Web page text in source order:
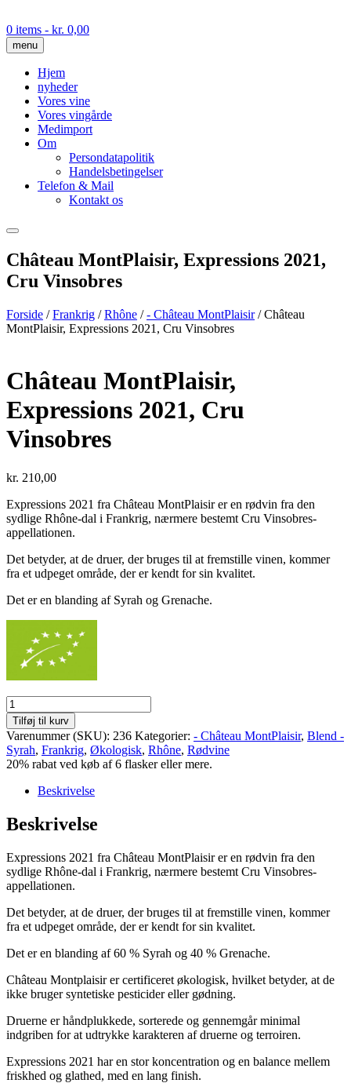
to
content
0 items - kr. 0,00
menu
Hjem
nyheder
Vores vine
Vores vingårde
Medimport
Om
Persondatapolitik
Handelsbetingelser
Telefon & Mail
Kontakt os
Château MontPlaisir, Expressions 2021,
Cru Vinsobres
Forside /Frankrig /Rhône /- Château MontPlaisir/ Château
MontPlaisir, Expressions 2021, Cru Vinsobres
Château MontPlaisir,
Expressions 2021, Cru
Vinsobres
kr. 210,00
Expressions 2021 fra Château MontPlaisir er en rødvin fra den
sydlige Rhône-dal i Frankrig, nærmere bestemt Cru Vinsobres-
appellationen.
Det betyder, at de druer, der bruges til at fremstille vinen, kommer
fra et udpeget område, der er kendt for sin kvalitet.
Det er en blanding af Syrah og Grenache.
Château
MontPlaisir,
Expressions
2021,
Cru
Vinsobres
antal
Tilføj til kurv
Varenummer (SKU): 236 Kategorier: - Château MontPlaisir, Blend -
Syrah, Frankrig, Økologisk, Rhône, Rødvine
20% rabat ved køb af 6 flasker eller mere.
Beskrivelse
Beskrivelse
Expressions 2021 fra Château MontPlaisir er en rødvin fra den
sydlige Rhône-dal i Frankrig, nærmere bestemt Cru Vinsobres-
appellationen.
Det betyder, at de druer, der bruges til at fremstille vinen, kommer
fra et udpeget område, der er kendt for sin kvalitet.
Det er en blanding af 60 % Syrah og 40 % Grenache.
Château Montplaisir er certificeret økologisk, hvilket betyder, at de
ikke bruger syntetiske pesticider eller gødning.
Druerne er håndplukkede, sorterede og gennemgår minimal
indgriben for at udtrykke karakteren af ​​druerne og terroiren.
Expressions 2021 har en stor koncentration og en balance mellem
friskhed og glathed, med en lang finish.